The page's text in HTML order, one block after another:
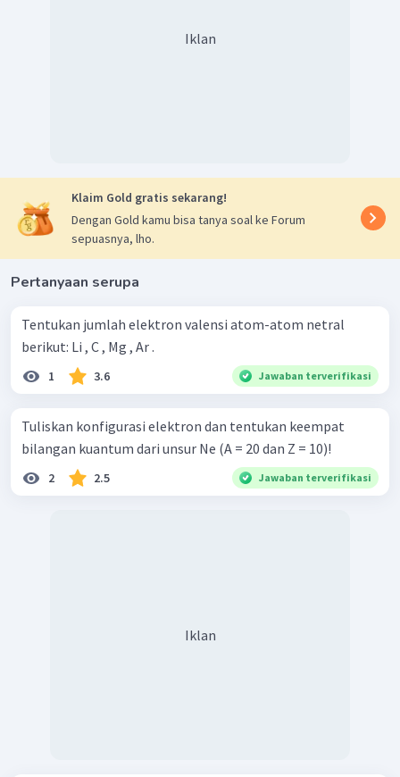
Iklan
Klaim Gold gratis sekarang!
Dengan Gold kamu bisa tanya soal ke Forum
sepuasnya, lho.
Pertanyaan serupa
Tentukan jumlah elektron valensi atom-atom netral
berikut: Li , C , Mg , Ar .
1 3.6 Jawaban terverifikasi
Tuliskan konfigurasi elektron dan tentukan keempat
bilangan kuantum dari unsur Ne (A = 20 dan Z = 10)!
2 2.5 Jawaban terverifikasi
Iklan